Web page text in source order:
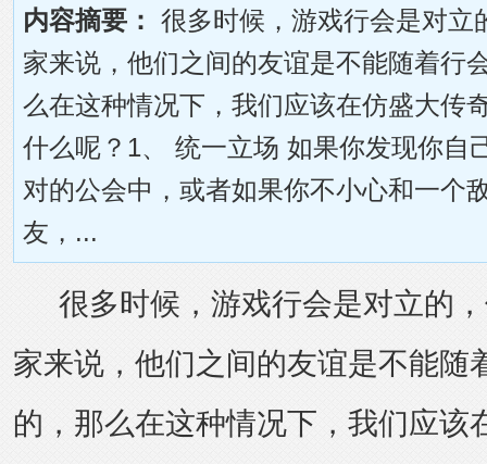
内容摘要： 很多时候，游戏行会是对立
家来说，他们之间的友谊是不能随着行
么在这种情况下，我们应该在仿盛大传
什么呢？1、 统一立场 如果你发现你自
对的公会中，或者如果你不小心和一个
友，...
很多时候，游戏行会是对立的，
家来说，他们之间的友谊是不能随
的，那么在这种情况下，我们应该